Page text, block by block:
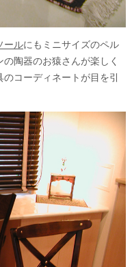
ールにもミニサイズのペル
陶器のお猿さんが楽しく
コーディネートが目を引